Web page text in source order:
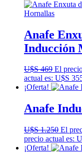
Anafe
Inducción
U$S469 El
actual es: U$S
¡Oferta!
Anafe
U$S1.250 El
precio actual es:
¡Oferta!